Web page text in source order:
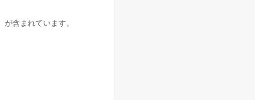
含まれています。